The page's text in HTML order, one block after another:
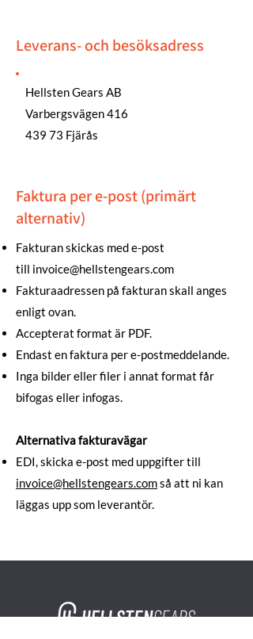
Leverans- och besöksadress
Hellsten Gears AB
Varbergsvägen 416
439 73 Fjärås
Faktura per e-post (primärt
alternativ)
Fakturan skickas med e-post
till invoice@hellstengears.com
Fakturaadressen på fakturan skall anges
enligt ovan.
Accepterat format är PDF.
Endast en faktura per e-postmeddelande.
Inga bilder eller filer i annat format får
bifogas eller infogas.
Alternativa fakturavägar
EDI, skicka e-post med uppgifter till
invoice@hellstengears.comså att ni kan
läggas upp som leverantör.